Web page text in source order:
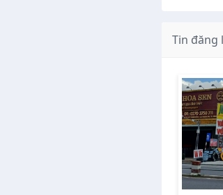
Tin đăng